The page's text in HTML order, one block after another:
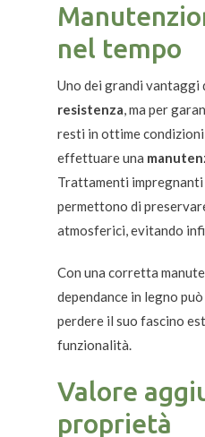
nel tempo
Uno dei grandi vantaggi
resistenza, ma per
resti in ottime
effettuare una
Trattamenti
permettono di
atmosferici, evitando
Con una corretta
dependance in legno
perdere il suo fascino
funzionalità.
Valore
proprietà